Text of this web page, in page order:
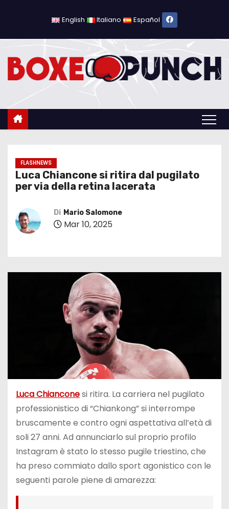
c
English Italiano Español
FLASHNEWS
Luca Chiancone si ritira dal pugilato
per via della retina lacerata
Di Mario Salomone
Mar 10, 2025
Luca Chianconesi ritira. La carriera nel pugilato
professionistico di “Chiankong” si interrompe
bruscamente e contro ogni aspettativa all’età di
soli 27 anni. Ad annunciarlo sul proprio profilo
Instagram è stato lo stesso pugile triestino, che
ha preso commiato dallo sport agonistico con le
seguenti parole piene di amarezza: